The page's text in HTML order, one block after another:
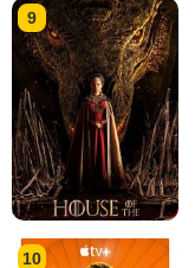
9
10